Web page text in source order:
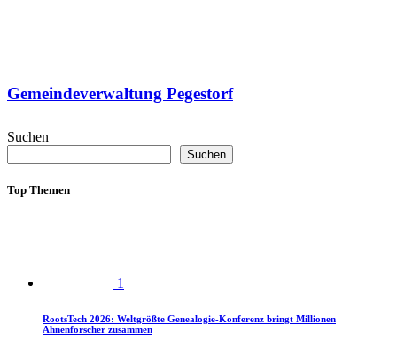
Gemeindeverwaltung Pegestorf
Suchen
Suchen
Top Themen
1
RootsTech 2026: Weltgrößte Genealogie-Konferenz bringt Millionen
Ahnenforscher zusammen